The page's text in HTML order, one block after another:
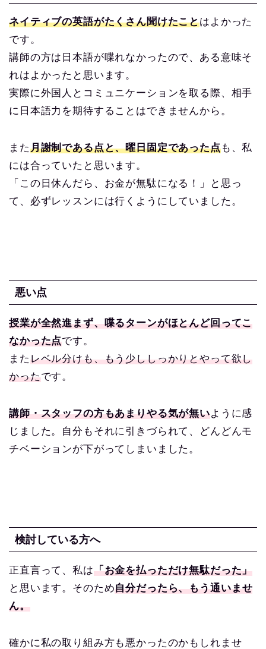
ネイティブの英語がたくさん聞けたことはよかった
です。
講師の方は日本語が喋れなかったので、ある意味そ
れはよかったと思います。
実際に外国人とコミュニケーションを取る際、相手
に日本語力を期待することはできませんから。
また月謝制である点と、曜日固定であった点も、私
には合っていたと思います。
「この日休んだら、お金が無駄になる！」と思っ
て、必ずレッスンには行くようにしていました。
悪い点
授業が全然進まず、喋るターンがほとんど回ってこ
なかった点です。
またレベル分けも、もう少ししっかりとやって欲し
かったです。
講師・スタッフの方もあまりやる気が無いように感
じました。自分もそれに引きづられて、どんどんモ
チベーションが下がってしまいました。
検討している方へ
正直言って、私は「お金を払っただけ無駄だった」
と思います。 そのため自分だったら、もう通いませ
ん。
確かに私の取り組み方も悪かったのかもしれませ